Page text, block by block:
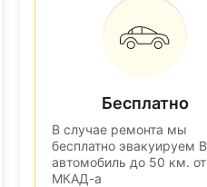
Бесплатно
В случае ремонта мы
бесплатно эвакуируем
автомобиль до 50 км. от
МКАД-а